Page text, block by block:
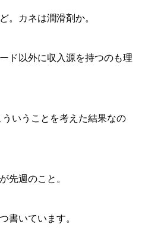
。カネは潤滑剤か。
ド以外に収入源を持つのも理
いうことを考えた結果なの
先週のこと。
書いています。